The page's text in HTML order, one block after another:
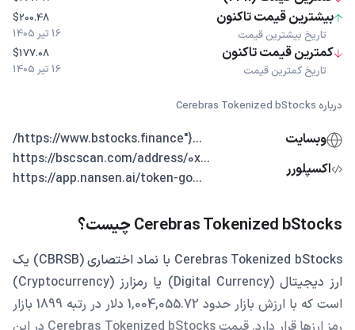
بیشترین قیمت تاکنون
تاریخ بیشترین قیمت
$200.48
16 تیر 1405
کمترین قیمت تاکنون
تاریخ کمترین قیمت
$177.08
16 تیر 1405
درباره Cerebras Tokenized bStocks
وبسایت
...{"https://www.bstocks.finance/
اکسپلورر
...https://bscscan.com/address/0x
...https://app.nansen.ai/token-go
Cerebras Tokenized bStocks چیست؟
Cerebras Tokenized bStocks با نماد اختصاری (CBRSB) یک
ارز دیجیتال (Digital Currency) یا رمزارز (Cryptocurrency)
است که با ارزش بازار حدود 1,004,055.72 دلار در رتبه 1899 بازار